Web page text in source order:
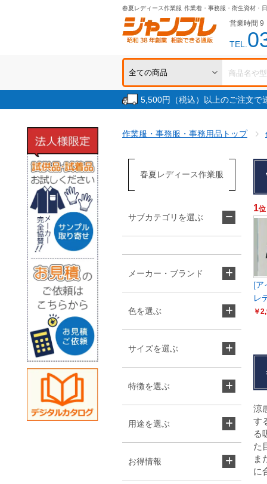
春夏レディース作業服 作業着・事務服・衛生資材・
営業時間 9
TEL.
5,500円（税込）以上のご注文
作業服・事務服・事務用品トップ
1位
[ア
レ
￥
涼
す
る
た
ま
に
春夏レディース作業服
サブカテゴリを選ぶ
メーカー・ブランド
色を選ぶ
サイズを選ぶ
特徴を選ぶ
用途を選ぶ
お得情報